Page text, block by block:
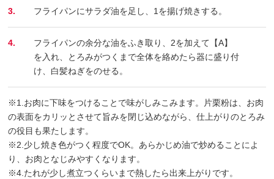
3. フライパンにサラダ油を足し、1を揚げ焼きする。
4.
フライパンの余分な油をふき取り、2を加えて【A】
を入れ、とろみがつくまで全体を絡めたら器に盛り付
け、白髪ねぎをのせる。
※1.お肉に下味をつけることで味がしみこみます。片栗粉は、お肉
の表面をカリッとさせて旨みを閉じ込めながら、仕上がりのとろみ
の役目も果たします。
※2.少し焼き色がつく程度でOK。あらかじめ油で炒めることによ
り、お肉となじみやすくなります。
※4.たれが少し煮立つくらいまで熱したら出来上がりです。